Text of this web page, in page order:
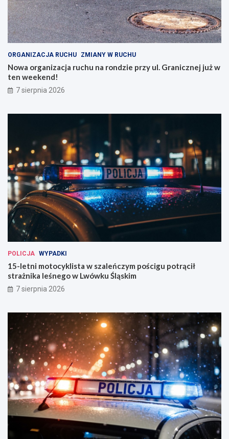
w
e
W
r
o
c
a
w
i
G
r
a
n
i
c
n
e
j
e
w
e
e
k
e
n
ORGANIZACJA RUCHU ZMIANY W RUCHU
Nowa organizacja ruchu na rondzie przy ul. Granicznej już w
ten weekend!
7 sierpnia 2026
POLICJA WYPADKI
15-letni motocyklista w szaleńczym pościgu potrącił
strażnika leśnego w Lwówku Śląskim
7 sierpnia 2026